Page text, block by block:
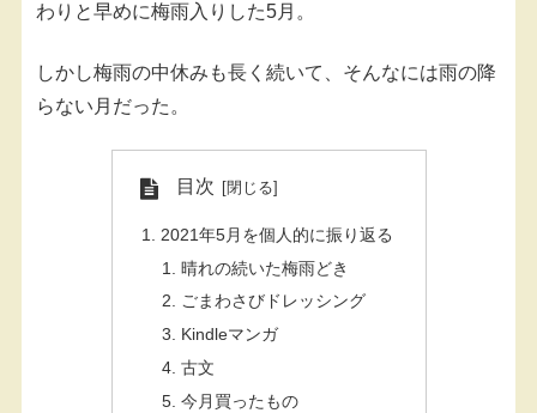
わりと早めに梅雨入りした5月。
しかし梅雨の中休みも長く続いて、そんなには雨の降
らない月だった。
目次
2021年5月を個人的に振り返る
晴れの続いた梅雨どき
ごまわさびドレッシング
Kindleマンガ
古文
今月買ったもの